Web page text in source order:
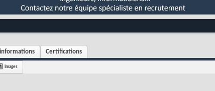
Certifications
Images